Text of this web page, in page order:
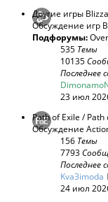
Другие игры
Обсуждение игр
Подфорумы:
535 Темы
10135
Последнее
23 июл
Path of Exile / Path
Обсуждение
156 Темы
7793
Последнее
Kva3imoda
24 июл